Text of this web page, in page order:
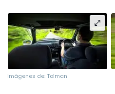
Imágenes de: Tolman